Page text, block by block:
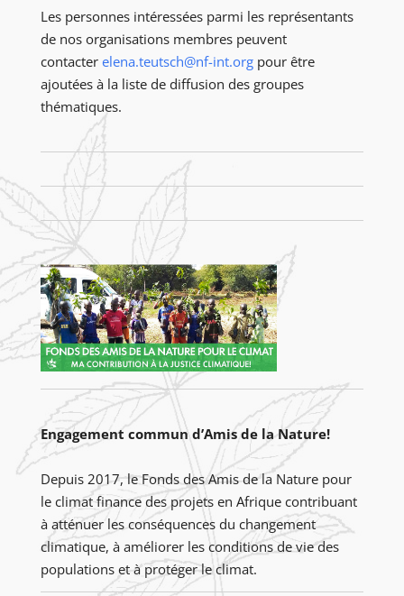
Les personnes intéressées parmi les représentants
de nos organisations membres peuvent
contacter elena.teutsch@nf-int.orgpour être
ajoutées à la liste de diffusion des groupes
thématiques.
Engagement commun d’Amis de la Nature!
Depuis 2017, le Fonds des Amis de la Nature pour
le climat finance des projets en Afrique contribuant
à atténuer les conséquences du changement
climatique, à améliorer les conditions de vie des
populations et à protéger le climat.